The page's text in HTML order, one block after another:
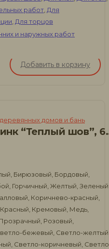
работ,Для
,Для торцов
и наружных работ
Добавить в корзину
домов и бань
Герметик
Бирюзовый, Бордовый,
Горчичный, Желтый,
Коричнево-красный,
Кремовый, Медь,
Розовый,
бежевый, Светло-
Светло-коричневый,